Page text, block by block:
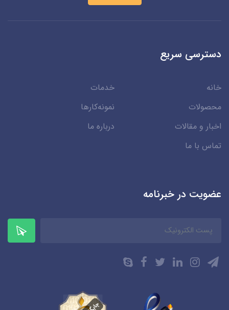
دسترسی سریع
خانه
خدمات
محصولات
نمونه‌کارها
اخبار و مقالات
درباره ما
تماس با ما
عضویت در خبرنامه